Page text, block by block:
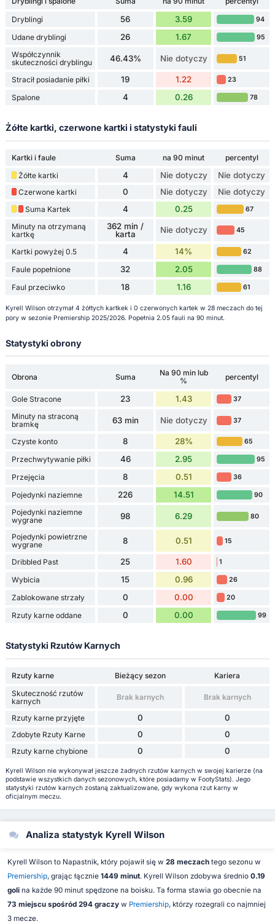
Dryblingi
56 3.59 94
Udane dryblingi 26 1.67 95
Współczynnik
skuteczności dryblingu
46.43% Nie dotyczy 51
Stracił posiadanie piłki 19 1.22 23
Spalone 4 0.26 78
Żółte kartki, czerwone kartki i statystyki fauli
Kartki i faule Suma na 90 minut
percentyl
Żółte kartki
4 Nie dotyczy Nie dotyczy
Czerwone kartki 0 Nie dotyczy Nie dotyczy
Suma Kartek 4 0.25 67
Minuty na otrzymaną
kartkę
362 min /
karta
Nie dotyczy 45
Kartki powyżej 0.5 4 14% 62
Faule popełnione 32 2.05 88
Faul przeciwko 18 1.16 61
Kyrell Wilson otrzymał 4 żółtych kartkek i 0 czerwonych kartek w 28 meczach do tej
pory w sezonie Premiership 2025/2026. Popełnia 2.05 fauli na 90 minut.
Statystyki obrony
Obrona Suma
Na 90 min lub
%
percentyl
Gole Stracone 23 1.43 37
Minuty na straconą
bramkę
63 min Nie dotyczy 37
Czyste konto 8 28% 65
Przechwytywanie piłki 46 2.95 95
Przejęcia 8 0.51 36
Pojedynki naziemne 226 14.51 90
Pojedynki naziemne
wygrane
98 6.29 80
Pojedynki powietrzne
wygrane
8 0.51 15
Dribbled Past 25 1.60 1
Wybicia 15 0.96 26
Zablokowane strzały 0 0.00 20
Rzuty karne oddane 0 0.00 99
Statystyki Rzutów Karnych
Rzuty karne Bieżący sezon
Kariera
Skuteczność rzutów
karnych
Brak karnych Brak karnych
Rzuty karne przyjęte 0 0
Zdobyte Rzuty Karne 0 0
Rzuty karne chybione 0 0
Kyrell Wilson nie wykonywał jeszcze żadnych rzutów karnych w swojej karierze (na
podstawie wszystkich danych sezonowych, które posiadamy w FootyStats). Jego
statystyki rzutów karnych zostaną zaktualizowane, gdy wykona rzut karny w
oficjalnym meczu.
Analiza statystyk Kyrell Wilson
Kyrell Wilson to Napastnik, który pojawił się w 28 meczachtego sezonu w
Premiership, grając łącznie 1449 minut. Kyrell Wilson zdobywa średnio 0.19
golina każde 90 minut spędzone na boisku. Ta forma stawia go obecnie na
73 miejscu spośród 294 graczyw Premiership, którzy rozegrali co najmniej
3 mecze.